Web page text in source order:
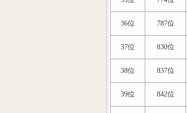
36位 787位
37位 830位
38位 837位
39位 842位